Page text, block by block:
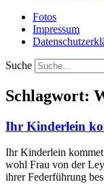
Fotos
Impressum
Suche
Schlagwort:
Ihr Kinderlein
Ihr Kinderlein
wohl Frau von der
ihrer Federführung